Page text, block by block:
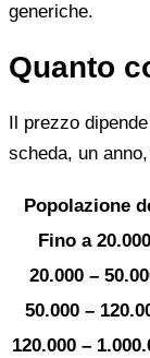
generiche.
Quanto
Il prezzo
scheda, un
Popolazione
Fino a
20.000 –
50.000 –
120.000 –